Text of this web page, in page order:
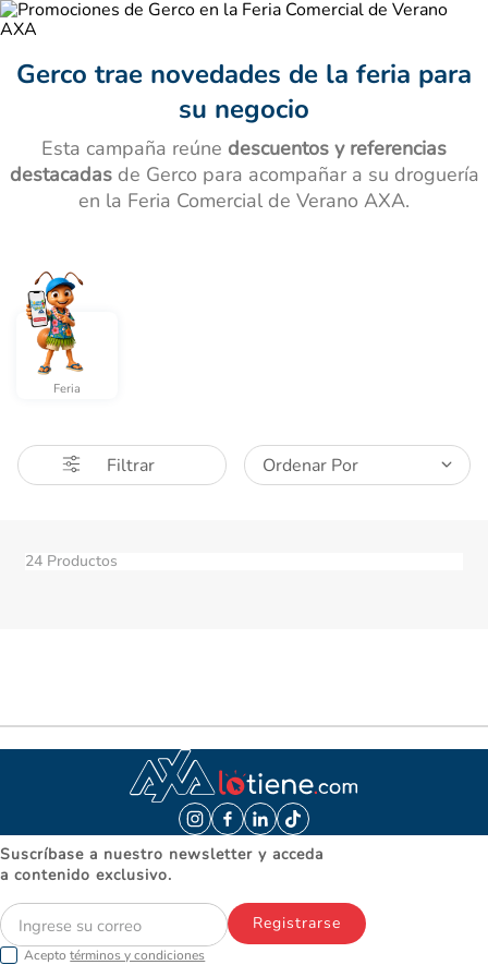
Gerco trae novedades de la feria para
su negocio
Esta campaña reúne descuentos y referencias
destacadasde Gerco para acompañar a su droguería
en la Feria Comercial de Verano AXA.
Feria
Filtrar Ordenar Por
24 Productos
Suscríbase a nuestro newsletter y acceda
a contenido exclusivo.
Aceptotérminos y condiciones
Registrarse